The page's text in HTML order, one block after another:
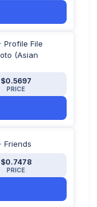
Profile File
(Asian
$0.5697
PRICE
Friends
$0.7478
PRICE